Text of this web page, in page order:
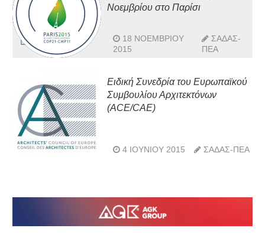
Νοεμβρίου στο Παρίσι
18 ΝΟΕΜΒΡΊΟΥ
2015
ΣΑΔΑΣ-
ΠΕΑ
Ειδική Συνεδρία του Ευρωπαϊκού
Συμβουλίου Αρχιτεκτόνων
(ACE/CAE)
4 ΙΟΥΝΊΟΥ 2015 ΣΑΔΑΣ-ΠΕΑ